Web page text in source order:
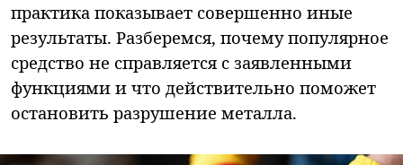
практика показывает совершенно иные
результаты. Разберемся, почему популярное
средство не справляется с заявленными
функциями и что действительно поможет
остановить разрушение металла.